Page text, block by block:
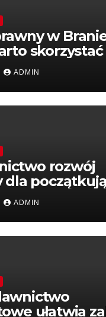
w
skorzystać
ADMIN
rozwój
dla
ADMIN
ułatwia